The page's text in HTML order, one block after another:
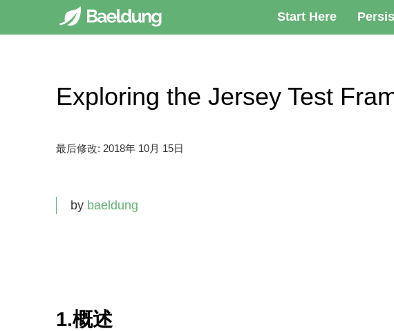
Start Here
Exploring the Jersey Test
最后修改: 2018年 10月 15日
by baeldung
1.概述